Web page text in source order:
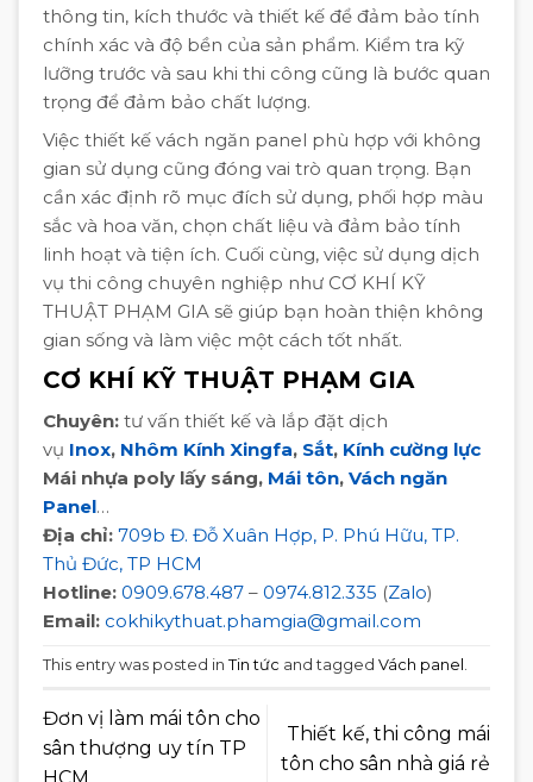
thông tin, kích thước và thiết kế để đảm bảo tính
chính xác và độ bền của sản phẩm. Kiểm tra kỹ
lưỡng trước và sau khi thi công cũng là bước quan
trọng để đảm bảo chất lượng.
Việc thiết kế vách ngăn panel phù hợp với không
gian sử dụng cũng đóng vai trò quan trọng. Bạn
cần xác định rõ mục đích sử dụng, phối hợp màu
sắc và hoa văn, chọn chất liệu và đảm bảo tính
linh hoạt và tiện ích. Cuối cùng, việc sử dụng dịch
vụ thi công chuyên nghiệp như CƠ KHÍ KỸ
THUẬT PHẠM GIA sẽ giúp bạn hoàn thiện không
gian sống và làm việc một cách tốt nhất.
CƠ KHÍ KỸ THUẬT PHẠM GIA
Chuyên: tư vấn thiết kế và lắp đặt dịch
vụ Inox, Nhôm Kính Xingfa, Sắt, Kính cường lực
Mái nhựa poly lấy sáng, Mái tôn, Vách ngăn
Panel…
Địa chỉ: 709b Đ. Đỗ Xuân Hợp, P. Phú Hữu, TP.
Thủ Đức, TP HCM
Hotline: 0909.678.487 – 0974.812.335 (Zalo)
Email: cokhikythuat.phamgia@gmail.com
This entry was posted in Tin tức and tagged Vách panel .
Đơn vị làm mái tôn cho
sân thượng uy tín TP
Thiết kế, thi công mái
tôn cho sân nhà giá rẻ